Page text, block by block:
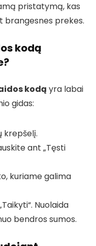
pristatymą, kas
brangesnes prekes.
kodą
kodą yra labai
gidas:
krepšelį.
ant „Tęsti
kuriame galima
Nuolaida
bendros sumos.